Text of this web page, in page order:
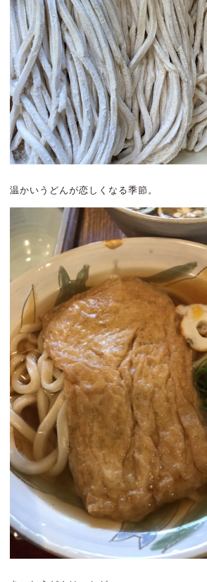
温かいうどんが恋しくなる季節。